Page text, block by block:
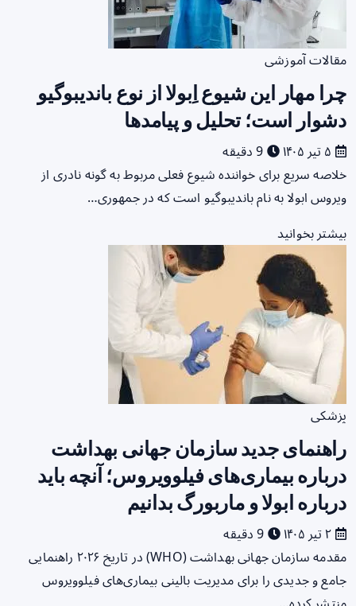
مقالات آموزشی
چرا مهار این شیوع اِبولا از نوع باندیبوگیو
دشوار است؛ تحلیل و پیامدها
خلاصه سریع برای خواننده شیوع فعلی مربوط به گونه نادری از
ویروس ابولا به نام باندیبوگیو است که در جمهوری…
بیشتر بخوانید
پزشکی
راهنمای جدید سازمان جهانی بهداشت
درباره بیماری‌های فیلوویروس؛ آنچه باید
درباره ابولا و ماربورگ بدانیم
مقدمه سازمان جهانی بهداشت (WHO) در تاریخ ۲۰۲۶ راهنمایی
جامع و جدیدی را برای مدیریت بالینی بیماری‌های فیلوویروس